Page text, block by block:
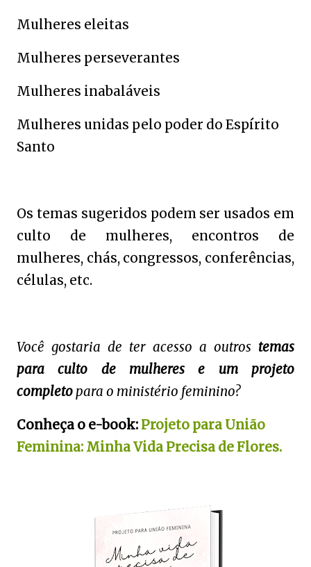
Mulheres eleitas
Mulheres perseverantes
Mulheres inabaláveis
Mulheres unidas pelo poder do Espírito
Santo
Os temas sugeridos podem ser usados em
culto de mulheres, encontros de
mulheres, chás, congressos, conferências,
células, etc.
Você gostaria de ter acesso a outros temas
para culto de mulheres e um projeto
completo para o ministério feminino?
Conheça o e-book: Projeto para União
Feminina: Minha Vida Precisa de Flores.